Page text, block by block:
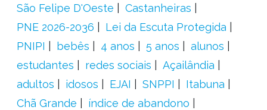
São Felipe D'Oeste
Castanheiras
PNE 2026-2036
Lei da Escuta Protegida
PNIPI
bebês 4 anos 5 anos
alunos
estudantes
redes sociais
Açailândia
adultos
idosos EJAI SNPPI
Itabuna
Chã Grande
índice de abandono